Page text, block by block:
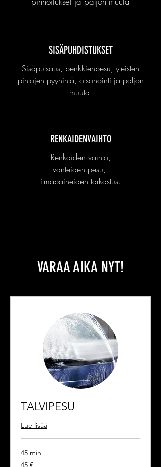
SISÄPUHDISTUKSET
Sisäputsaus, penkkienpesu, yleisten
pintojen pyyhintä, otsonointi ja paljon
muuta.
RENKAIDENVAIHTO
Renkaiden vaihto,
vanteiden pesu,
ilmapaineiden tarkastus.
VARAA AIKA NYT!
TALVIPESU
Lue lisää
45 min
45
45 €